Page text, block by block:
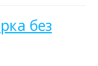
без